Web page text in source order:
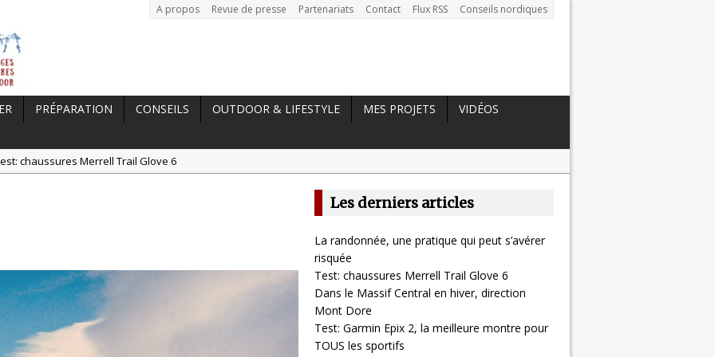
A propos Revue de presse Partenariats Contact Flux RSS Conseils nordiques
PRÉPARATION CONSEILS OUTDOOR & LIFESTYLE MES PROJETS
VIDÉOS
chaussures Merrell Trail Glove 6
Les derniers articles
La randonnée, une pratique qui peut s’avérer
risquée
Test: chaussures Merrell Trail Glove 6
Dans le Massif Central en hiver, direction
Mont Dore
Test: Garmin Epix 2, la meilleure montre pour
TOUS les sportifs